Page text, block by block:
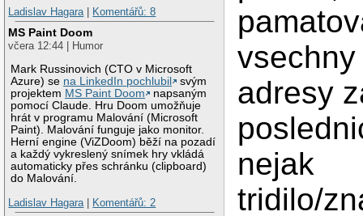
Ladislav Hagara
Komentářů: 8
MS Paint Doom
včera 12:44 | Humor
Mark Russinovich (CTO v Microsoft
Azure) se na LinkedIn pochlubil
svým
projektem MS Paint Doom
napsaným
pomocí Claude. Hru Doom umožňuje
hrát v programu Malování (Microsoft
Paint). Malování funguje jako monitor.
Herní engine (ViZDoom) běží na pozadí
a každý vykreslený snímek hry vkládá
automaticky přes schránku (clipboard)
do Malování.
Ladislav Hagara
Komentářů: 2
adresy
nejak
tridilo/